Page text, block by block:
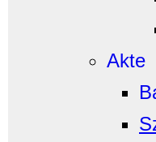
Akte